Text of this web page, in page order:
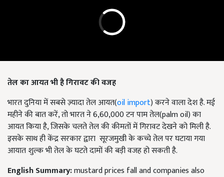
तेल का आयत भी है गिरावट की वजह
भारत दुनिया में सबसे ज़्यादा तेल आयत(oil import) करने वाला देश है. मई
महीने की बात करें, तो भारत ने 6,60,000 टन पाम तेल(palm oil) का
आयत किया है, जिसके चलते तेल की कीमतों में गिरावट देखने को मिली है.
इसके साथ ही केंद्र सरकार द्वारा सूरजमुखी के कच्चे तेल पर घटाया गया
आयात शुल्क भी तेल के घटते दामों की बड़ी वजह हो सकती है.
English Summary:mustard prices fall and companies also